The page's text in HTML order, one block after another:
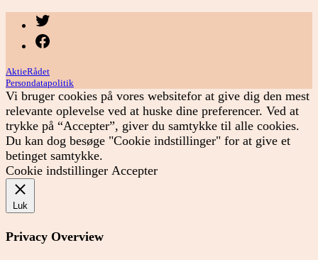
AktieRådet
Persondatapolitik
Vi bruger cookies på vores websitefor at give dig den mest
relevante oplevelse ved at huske dine preferencer. Ved at
trykke på “Accepter”, giver du samtykke til alle cookies.
Du kan dog besøge "Cookie indstillinger" for at give et
betinget samtykke.
Cookie indstillinger Accepter
Luk
Privacy Overview